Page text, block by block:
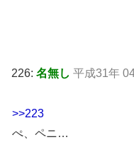
226: 名無し 平成31年
>>223
ぺ、ペニ…